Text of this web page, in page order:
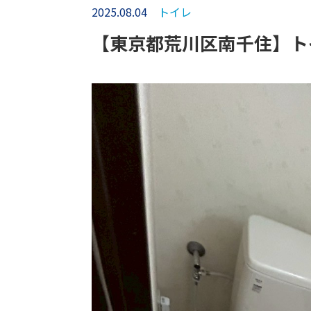
2025.08.04 トイレ
【東京都荒川区南千住】